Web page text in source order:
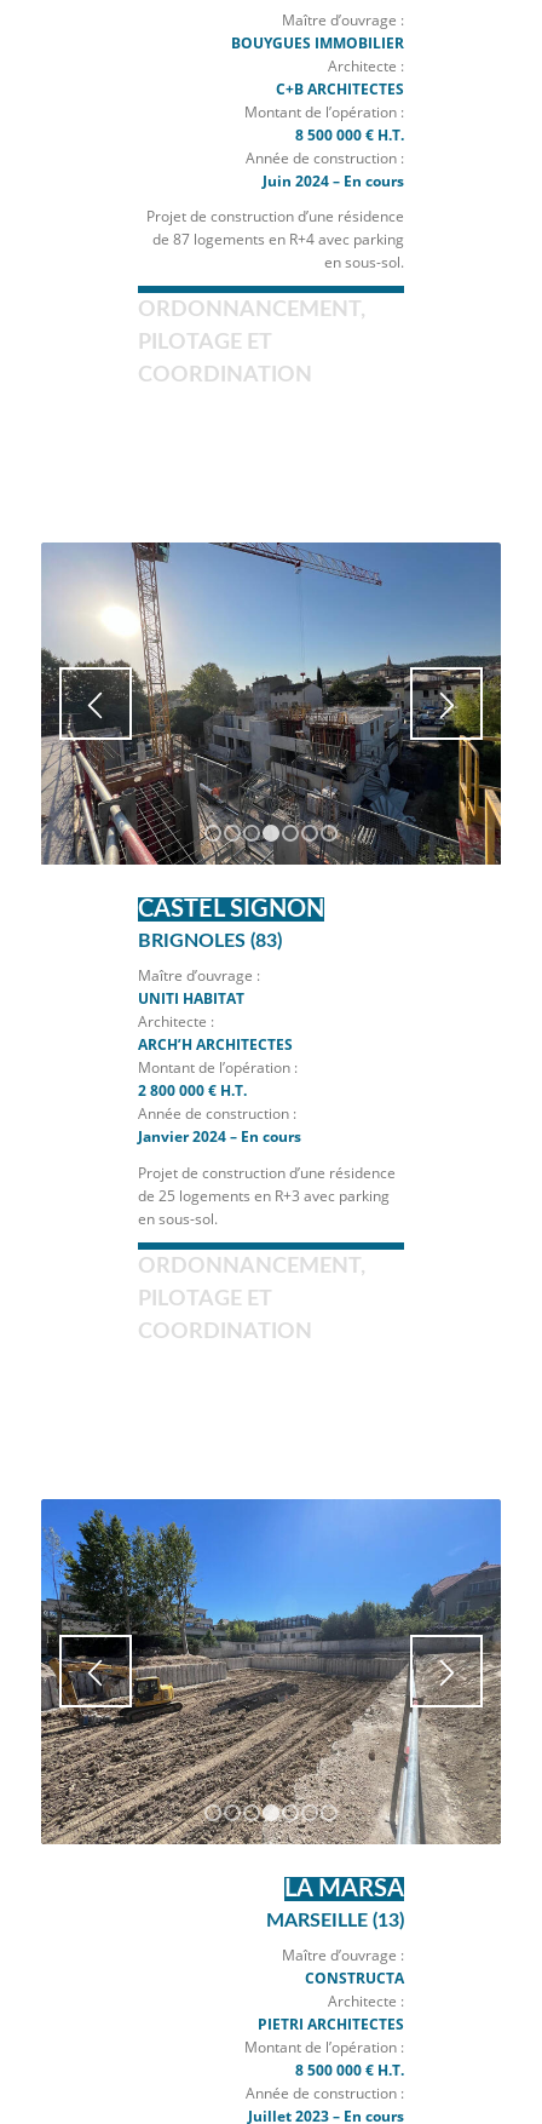
Maître d’ouvrage :
BOUYGUES IMMOBILIER
Architecte :
C+B ARCHITECTES
Montant de l’opération :
8 500 000 € H.T.
Année de construction :
Juin 2024 – En cours
Projet de construction d’une résidence
de 87 logements en R+4 avec parking
en sous-sol.
ORDONNANCEMENT,
PILOTAGE ET
COORDINATION
1 2 3 5 6 7
CASTEL SIGNON
BRIGNOLES (83)
Maître d’ouvrage :
UNITI HABITAT
Architecte :
ARCH’H ARCHITECTES
Montant de l’opération :
2 800 000 € H.T.
Année de construction :
Janvier 2024 – En cours
Projet de construction d’une résidence
de 25 logements en R+3 avec parking
en sous-sol.
ORDONNANCEMENT,
PILOTAGE ET
COORDINATION
LA MARSA
MARSEILLE (13)
Maître d’ouvrage :
CONSTRUCTA
Architecte :
PIETRI ARCHITECTES
Montant de l’opération :
8 500 000 € H.T.
Année de construction :
Juillet 2023 – En cours
1 2 3 4 5 6 7